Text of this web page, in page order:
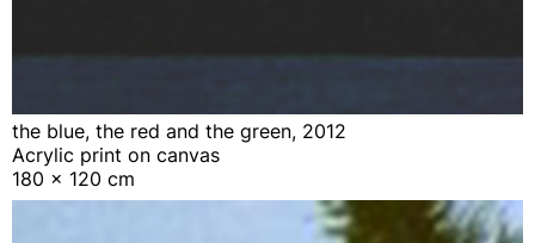
the blue, the red and the green, 2012
Acrylic print on canvas
180 x 120 cm